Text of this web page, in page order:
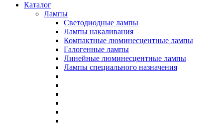
Каталог
Лампы
Светодиодные лампы
Лампы накаливания
Компактные люминесцентные лампы
Галогенные лампы
Линейные люминесцентные лампы
Лампы специального назначения